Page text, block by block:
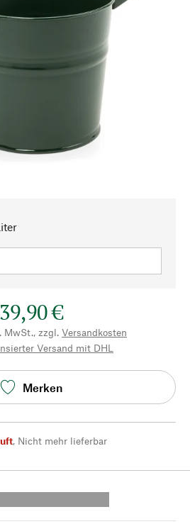
39,90 €
MwSt., zzgl. Versandkosten
Versand mit DHL
Merken
, Nicht mehr lieferbar